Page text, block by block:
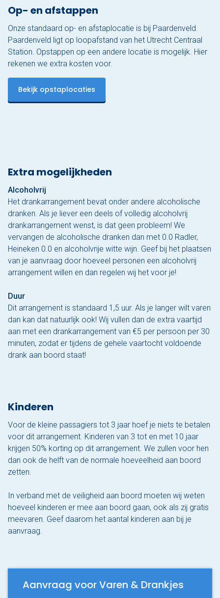
Op- en afstappen
Onze standaard op- en afstaplocatie is bij Paardenveld.
Paardenveld ligt op loopafstand van het Utrecht Centraal
Station. Opstappen op een andere locatie is mogelijk. Hier
rekenen we extra kosten voor.
Bekijk opstaplocaties
Extra mogelijkheden
Alcoholvrij
Het drankarrangement bevat onder andere alcoholische
dranken. Als je liever een deels of volledig alcoholvrij
drankarrangement wenst, is dat geen probleem! We
vervangen de alcoholische dranken dan met 0.0 Radler,
Heineken 0.0 en alcoholvrije witte wijn. Geef bij het plaatsen
van je aanvraag door hoeveel personen een alcoholvrij
arrangement willen en dan regelen wij het voor je!
Duur
Dit arrangement is standaard 1,5 uur. Als je langer wilt varen
dan kan dat natuurlijk ook! Wij vullen dan de extra vaartijd
aan met een drankarrangement van €5 per persoon per 30
minuten, zodat er tijdens de gehele vaartocht voldoende
drank aan boord staat!
Kinderen
Voor de kleine passagiers tot 3 jaar hoef je niets te betalen
voor dit arrangement. Kinderen van 3 tot en met 10 jaar
krijgen 50% korting op dit arrangement. We zullen voor hen
dan ook de helft van de normale hoeveelheid aan boord
zetten.
In verband met de veiligheid aan boord moeten wij weten
hoeveel kinderen er mee aan boord gaan, ook als zij gratis
meevaren. Geef daarom het aantal kinderen aan bij je
aanvraag.
Aanvraag voor Varen & Drankjes